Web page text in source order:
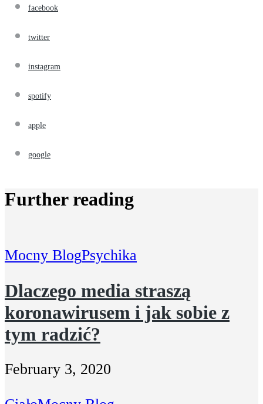
facebook
twitter
instagram
spotify
apple
google
Further reading
Mocny BlogPsychika
Dlaczego media straszą
koronawirusem i jak sobie z
tym radzić?
February 3, 2020